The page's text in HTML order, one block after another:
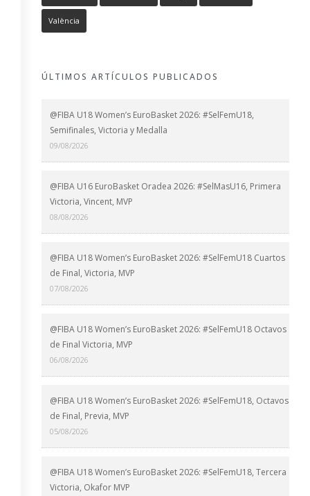
València
ÚLTIMOS ARTÍCULOS PUBLICADOS
@FIBA U18 Women’s EuroBasket 2026: #SelFemU18,
Semifinales, Victoria y Medalla
09/08/2026
@FIBA U16 EuroBasket Oradea 2026: #SelMasU16, Primera
Victoria, Vincent, MVP
08/08/2026
@FIBA U18 Women’s EuroBasket 2026: #SelFemU18 Cuartos
de Final, Victoria, MVP
07/08/2026
@FIBA U18 Women’s EuroBasket 2026: #SelFemU18 Octavos
de Final Victoria, MVP
06/08/2026
@FIBA U18 Women’s EuroBasket 2026: #SelFemU18, Octavos
de Final, Previa, MVP
05/08/2026
@FIBA U18 Women’s EuroBasket 2026: #SelFemU18, Tercera
Victoria, Okafor MVP